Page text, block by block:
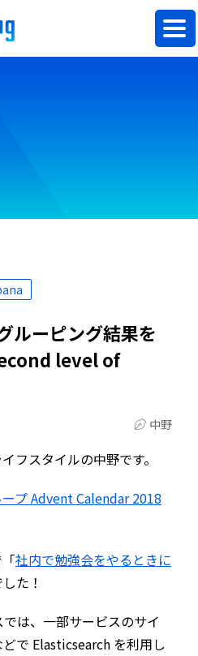
ーピング結果を
level of
中野
フスタイルの中野です。
プ Advent Calendar 2018
社内で勉強会をやるときに
た！
は、一部サービスのサイ
で Elasticsearch を利用し